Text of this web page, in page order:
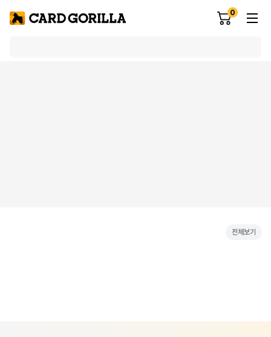
0
전체보기